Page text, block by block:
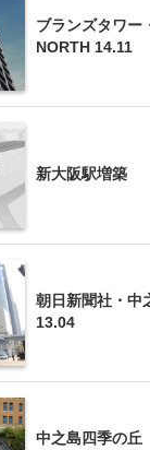
ブランズタワー
NORTH 14.11
新大阪駅増築
朝日新聞社・中
13.04
中之島四季の丘